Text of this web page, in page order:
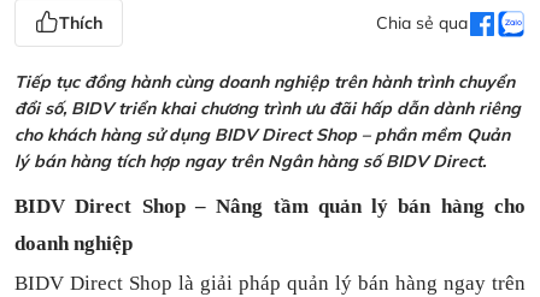
Thích Chia sẻ qua
Tiếp tục đồng hành cùng doanh nghiệp trên hành trình chuyển
đổi số, BIDV triển khai chương trình ưu đãi hấp dẫn dành riêng
cho khách hàng sử dụng BIDV Direct Shop – phần mềm Quản
lý bán hàng tích hợp ngay trên Ngân hàng số BIDV Direct.
BIDV Direct Shop – Nâng tầm quản lý bán hàng cho
doanh nghiệp
BIDV Direct Shop là giải pháp quản lý bán hàng ngay trên